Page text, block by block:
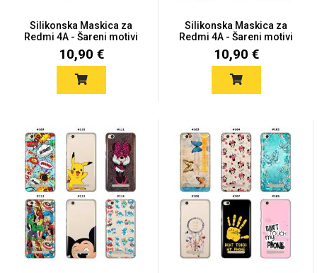
Silikonska Maskica za
Redmi 4A - Šareni motivi
10,90 €
Silikonska Maskica za
Redmi 4A - Šareni motivi
10,90 €
Zodiac Halloween
Doodles Apstraktni motivi
Monogrami Dječji motivi